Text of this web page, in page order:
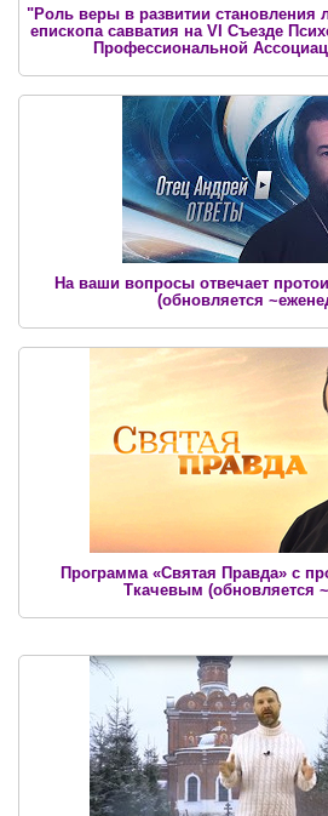
"Роль веры в развитии становления
епископа савватия на VI Съезде
Профессиональной
На ваши вопросы отвечает
(обновляется
Программа «Святая Правда» c
Ткачевым (обновляется